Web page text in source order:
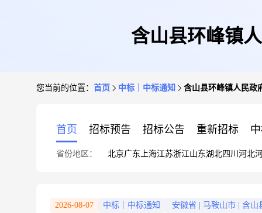
含山县环峰镇
您当前的位置： 首页 中标｜中标通知 含山县环峰镇人民政
首页 招标预告 招标公告 重新招标
省份地区： 北京广东 上海江苏浙江山东湖北四川 河北
2026-08-07 中标｜中标通知 安徽省 马鞍山市 含山